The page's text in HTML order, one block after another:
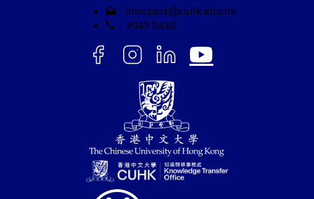
innoport@cuhk.edu.hk
3943 0430